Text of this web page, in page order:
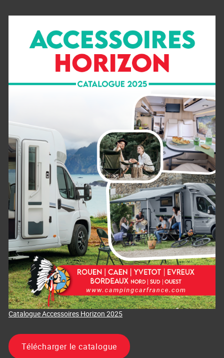
Catalogue Accessoires Horizon 2025
Télécharger le catalogue